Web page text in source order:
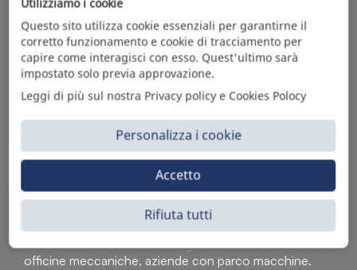
Sì Parts S.r.l. è leader nella distribuzione e vendita di
accessori per veicoli off-highway. Riconosciuto in tutto
il mondo per l’elevato standard qualitativo dei prodotti a
catalogo, attraverso la vendita B2B del ricco
assortimento di articoli originali rivolti a ricambisti,
officine meccaniche, aziende con parco macchine.
Questo sito utilizza cookie essenziali per garantirne il
corretto funzionamento e cookie di tracciamento per
capire come interagisci con esso. Quest'ultimo sarà
impostato solo previa approvazione.
Leggi di più sul nostra Privacy policy e Cookies Polocy
Personalizza i cookie
Rifiuta tutti
Accetto